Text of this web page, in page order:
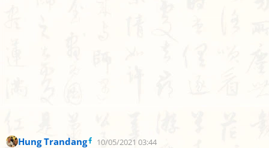
Hung Trandang
10/05/2021 03:44